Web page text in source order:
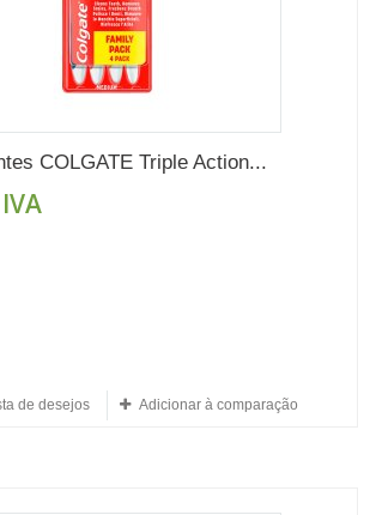
COLGATE Triple Action...
de desejos Adicionar à comparação